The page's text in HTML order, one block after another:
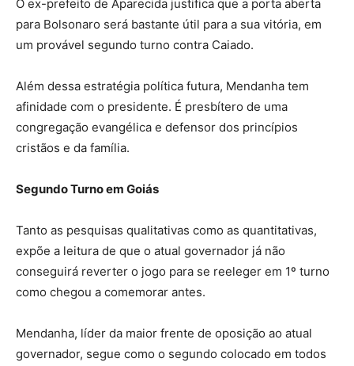
O ex-prefeito de Aparecida justifica que a porta aberta
para Bolsonaro será bastante útil para a sua vitória, em
um provável segundo turno contra Caiado.
Além dessa estratégia política futura, Mendanha tem
afinidade com o presidente. É presbítero de uma
congregação evangélica e defensor dos princípios
cristãos e da família.
Segundo Turno em Goiás
Tanto as pesquisas qualitativas como as quantitativas,
expõe a leitura de que o atual governador já não
conseguirá reverter o jogo para se reeleger em 1º turno
como chegou a comemorar antes.
Mendanha, líder da maior frente de oposição ao atual
governador, segue como o segundo colocado em todos